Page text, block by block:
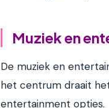
Muziek en
De muziek en
het centrum draait
entertainment opties.